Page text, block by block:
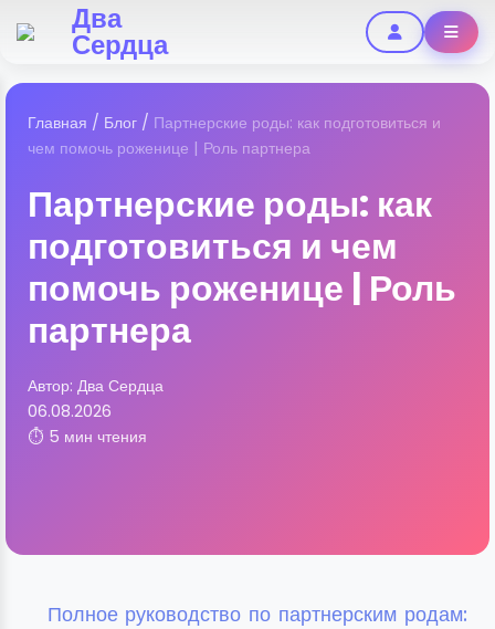
Два
Сердца
Главная / Блог / Партнерские роды: как подготовиться и
чем помочь роженице | Роль партнера
Партнерские роды: как
подготовиться и чем
помочь роженице | Роль
партнера
Автор: Два Сердца
06.08.2026
⏱ 5 мин чтения
Полное руководство по партнерским родам: